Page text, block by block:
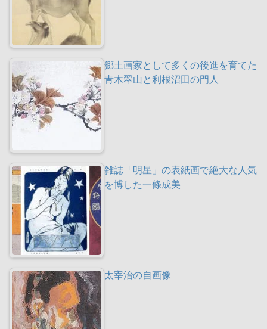
郷土画家として多くの後進を育てた
青木翠山と利根沼田の門人
雑誌「明星」の表紙画で絶大な人気
を博した一條成美
太宰治の自画像